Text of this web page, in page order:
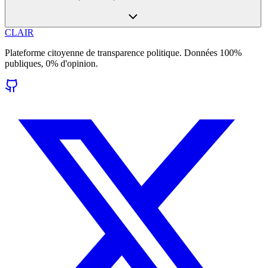
CLAIR
Plateforme citoyenne de transparence politique. Données 100%
publiques, 0% d'opinion.